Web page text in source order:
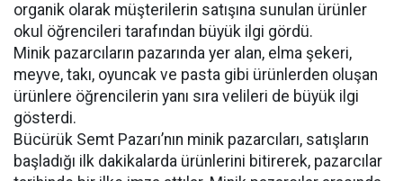
organik olarak müşterilerin satışına sunulan ürünler
okul öğrencileri tarafından büyük ilgi gördü.
Minik pazarcıların pazarında yer alan, elma şekeri,
meyve, takı, oyuncak ve pasta gibi ürünlerden oluşan
ürünlere öğrencilerin yanı sıra velileri de büyük ilgi
gösterdi.
Bücürük Semt Pazarı’nın minik pazarcıları, satışların
başladığı ilk dakikalarda ürünlerini bitirerek, pazarcılar